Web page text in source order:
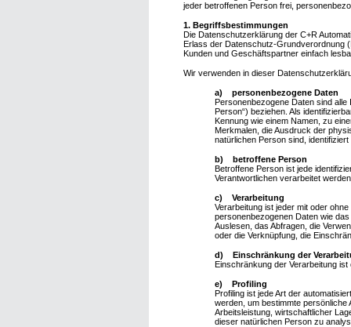
jeder betroffenen Person frei,
1. Begriffsbestimmungen
Die Datenschutzerklärung der C+R
Erlass der Datenschutz-Grundverordnung
Kunden und Geschäftspartner einfach
Wir verwenden in dieser
a) personenbezogene Daten
Personenbezogene Daten sind alle
Person“) beziehen. Als
Kennung wie einem Namen, zu
Merkmalen, die Ausdruck der
natürlichen Person sind,
b) betroffene Person
Betroffene Person ist jede
Verantwortlichen verarbeitet
c) Verarbeitung
Verarbeitung ist jeder mit oder
personenbezogenen Daten wie
Auslesen, das Abfragen, die
oder die Verknüpfung, die
d) Einschränkung der
Einschränkung der Verarbeitung
e) Profiling
Profiling ist jede Art der
werden, um bestimmte
Arbeitsleistung, wirtschaftlicher
dieser natürlichen Person zu